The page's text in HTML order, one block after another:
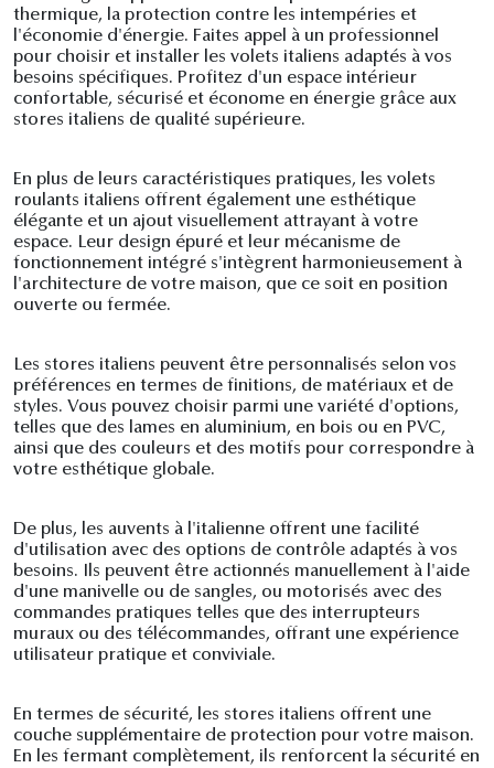
thermique, la protection contre les intempéries et
l'économie d'énergie. Faites appel à un professionnel
pour choisir et installer les volets italiens adaptés à vos
besoins spécifiques. Profitez d'un espace intérieur
confortable, sécurisé et économe en énergie grâce aux
stores italiens de qualité supérieure.
En plus de leurs caractéristiques pratiques, les volets
roulants italiens offrent également une esthétique
élégante et un ajout visuellement attrayant à votre
espace. Leur design épuré et leur mécanisme de
fonctionnement intégré s'intègrent harmonieusement à
l'architecture de votre maison, que ce soit en position
ouverte ou fermée.
Les stores italiens peuvent être personnalisés selon vos
préférences en termes de finitions, de matériaux et de
styles. Vous pouvez choisir parmi une variété d'options,
telles que des lames en aluminium, en bois ou en PVC,
ainsi que des couleurs et des motifs pour correspondre à
votre esthétique globale.
De plus, les auvents à l'italienne offrent une facilité
d'utilisation avec des options de contrôle adaptés à vos
besoins. Ils peuvent être actionnés manuellement à l'aide
d'une manivelle ou de sangles, ou motorisés avec des
commandes pratiques telles que des interrupteurs
muraux ou des télécommandes, offrant une expérience
utilisateur pratique et conviviale.
En termes de sécurité, les stores italiens offrent une
couche supplémentaire de protection pour votre maison.
En les fermant complètement, ils renforcent la sécurité en